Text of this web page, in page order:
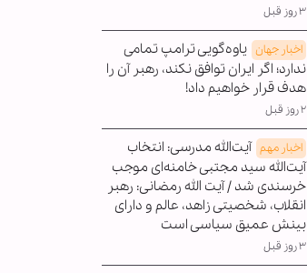
۳ روز قبل
اخبار جهان یاوه‌گویی ترامپ تمامی
ندارد؛ اگر ایران توافق نکند، رهبر آن را
هدف قرار خواهیم داد!
۲ روز قبل
اخبار مهم آیت‌الله مدرسی: انتخاب
آیت‌الله سید مجتبی خامنه‌ای موجب
خرسندی شد / آیت الله رمضانی: رهبر
انقلاب، شخصیتی زاهد، عالم و دارای
بینش عمیق سیاسی است
۳ روز قبل